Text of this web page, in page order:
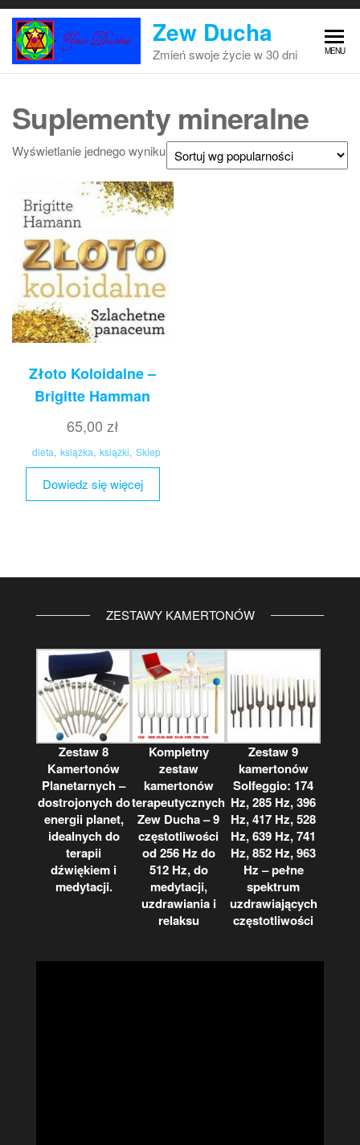
Przejdź
treści
Zew Ducha
Zmień swoje życie w 30 dni MENU
Suplementy mineralne
Wyświetlanie jednego wyniku
Złoto Koloidalne –
Brigitte Hamman
65,00zł
dieta, książka, książki, Sklep
Dowiedz się więcej
ZESTAWY KAMERTONÓW
Zestaw 8
Kamertonów
Planetarnych –
dostrojonych do
energii planet,
idealnych do
terapii
dźwiękiem i
medytacji.
Kompletny
zestaw
kamertonów
terapeutycznych
Zew Ducha – 9
częstotliwości
od 256 Hz do
512 Hz, do
medytacji,
uzdrawiania i
relaksu
Zestaw 9
kamertonów
Solfeggio: 174
Hz, 285 Hz, 396
Hz, 417 Hz, 528
Hz, 639 Hz, 741
Hz, 852 Hz, 963
Hz – pełne
spektrum
uzdrawiających
częstotliwości